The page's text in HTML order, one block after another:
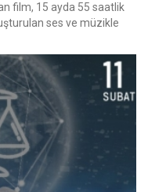
film, 15 ayda 55 saatlik
ses ve müzikle